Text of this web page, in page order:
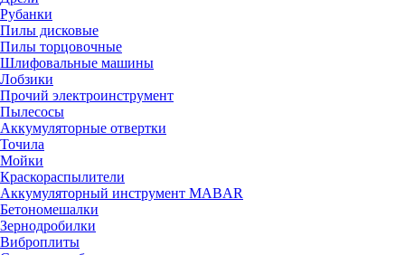
Рубанки
Пилы дисковые
Пилы торцовочные
Шлифовальные машины
Лобзики
Прочий электроинструмент
Пылесосы
Аккумуляторные отвертки
Точила
Мойки
Краскораспылители
Аккумуляторный инструмент MABAR
Бетономешалки
Зернодробилки
Виброплиты